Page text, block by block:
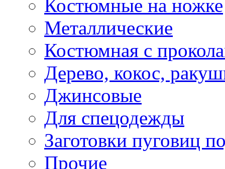
Костюмные на ножке
Металлические
Костюмная с
Дерево, кокос,
Джинсовые
Для спецодежды
Заготовки пуговиц
Прочие